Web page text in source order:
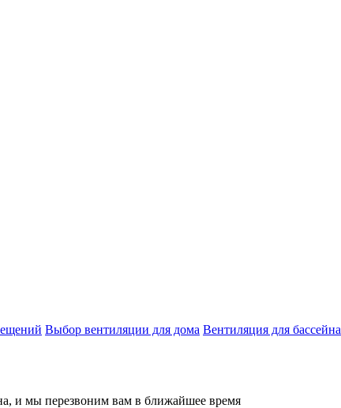
Выбор вентиляции для дома Вентиляция для бассейна
и мы перезвоним вам в ближайшее время